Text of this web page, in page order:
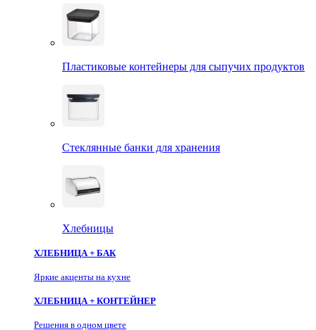
Пластиковые контейнеры для сыпучих продуктов
Стеклянные банки для хранения
Хлебницы
ХЛЕБНИЦА + БАК
Яркие акценты на кухне
ХЛЕБНИЦА + КОНТЕЙНЕР
Решения в одном цвете